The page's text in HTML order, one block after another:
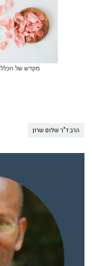
מקדש של הכלל
הרב ד"ר שלום שרון